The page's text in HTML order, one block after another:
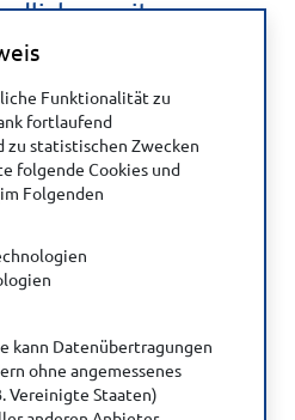
mit
Symptomen
Lennon A et al.
the Occupational
A Systematic
of Occupational
.
Funktionalität zu
fortlaufend
statistischen Zwecken
folgende Cookies und
Folgenden
kann Datenübertragungen
ohne angemessenes
Vereinigte Staaten)